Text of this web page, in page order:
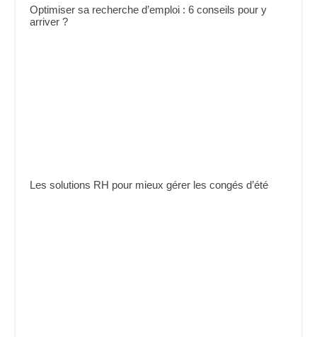
Optimiser sa recherche d’emploi : 6 conseils pour y
arriver ?
Les solutions RH pour mieux gérer les congés d’été